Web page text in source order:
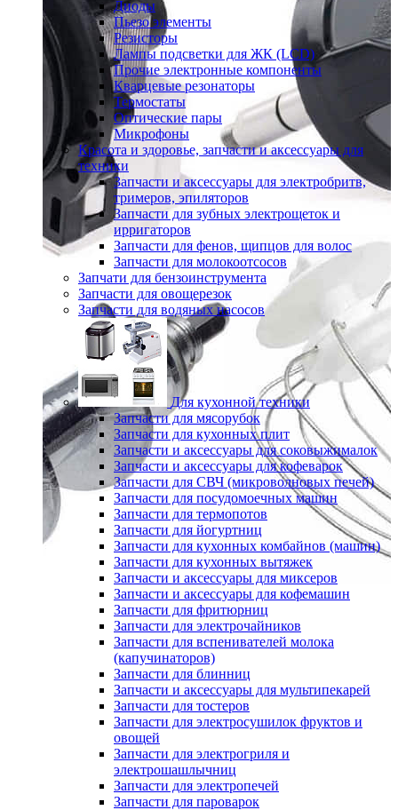
Диоды
Пьезо элементы
Резисторы
Лампы подсветки для ЖК (LCD)
Прочие электронные компоненты
Кварцевые резонаторы
Термостаты
Оптические пары
Микрофоны
Красота и здоровье, запчасти и аксессуары для
техники
Запчасти и аксессуары для электробритв,
тримеров, эпиляторов
Запчасти для зубных электрощеток и
ирригаторов
Запчасти для фенов, щипцов для волос
Запчасти для молокоотсосов
Запчати для бензоинструмента
Запчасти для овощерезок
Запчасти для водяных насосов
Для кухонной техники
Запчасти для мясорубок
Запчасти для кухонных плит
Запчасти и аксессуары для соковыжималок
Запчасти и аксессуары для кофеварок
Запчасти для СВЧ (микроволновых печей)
Запчасти для посудомоечных машин
Запчасти для термопотов
Запчасти для йогуртниц
Запчасти для кухонных комбайнов (машин)
Запчасти для кухонных вытяжек
Запчасти и аксессуары для миксеров
Запчасти и аксессуары для кофемашин
Запчасти для фритюрниц
Запчасти для электрочайников
Запчасти для вспенивателей молока
(капучинаторов)
Запчасти для блинниц
Запчасти и аксессуары для мультипекарей
Запчасти для тостеров
Запчасти для электросушилок фруктов и
овощей
Запчасти для электрогриля и
электрошашлычниц
Запчасти для электропечей
Запчасти для пароварок